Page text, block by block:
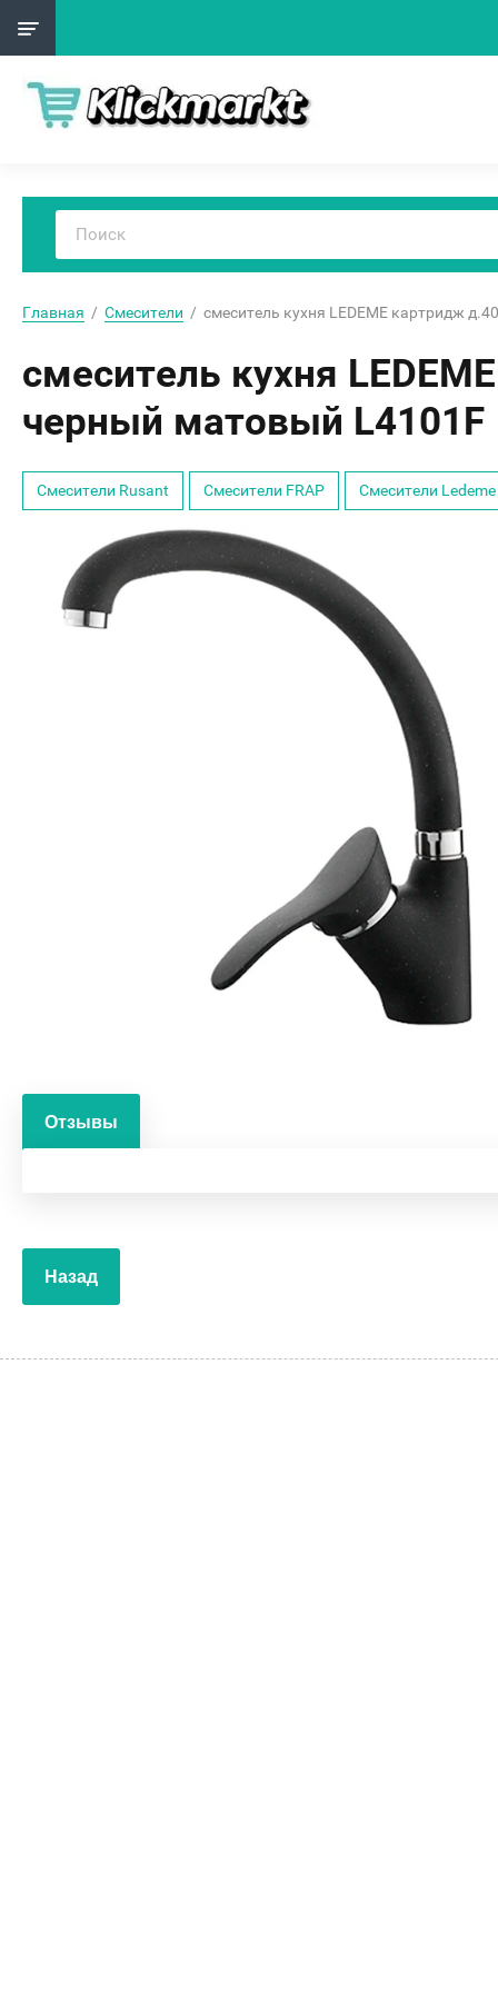
Главная
  /
Смесители
/  смеситель кухня LEDEME картридж
смеситель кухня
черный матовый L4101F
Смесители Rusant Смесители FRAP Смесители Ledeme
Отзывы
Назад